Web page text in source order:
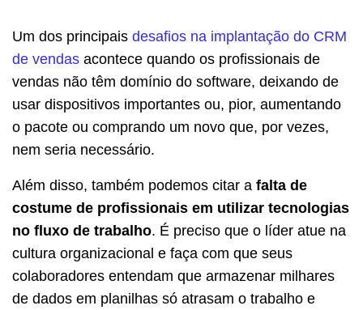
Um dos principais desafios na implantação do CRM
de vendas acontece quando os profissionais de
vendas não têm domínio do software, deixando de
usar dispositivos importantes ou, pior, aumentando
o pacote ou comprando um novo que, por vezes,
nem seria necessário.
Além disso, também podemos citar a falta de
costume de profissionais em utilizar tecnologias
no fluxo de trabalho. É preciso que o líder atue na
cultura organizacional e faça com que seus
colaboradores entendam que armazenar milhares
de dados em planilhas só atrasam o trabalho e